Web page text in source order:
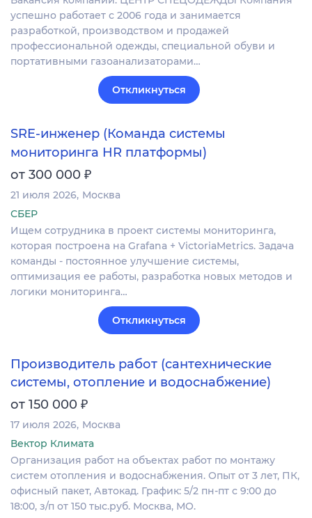
успешно работает с 2006 года и занимается
разработкой, производством и продажей
профессиональной одежды, специальной обуви и
портативными газоанализаторами…
Откликнуться
SRE-инженер (Команда системы
мониторинга HR платформы)
от 300 000 ₽
21 июля 2026 Москва
СБЕР
Ищем сотрудника в проект системы мониторинга,
которая построена на Grafana + VictoriaMetrics. Задача
команды - постоянное улучшение системы,
оптимизация ее работы, разработка новых методов и
логики мониторинга…
Откликнуться
Производитель работ (сантехнические
системы, отопление и водоснабжение)
от 150 000 ₽
17 июля 2026 Москва
Вектор Климата
Организация работ на объектах работ по монтажу
систем отопления и водоснабжения. Опыт от 3 лет, ПК,
офисный пакет, Автокад. График: 5/2 пн-пт с 9:00 до
18:00, з/п от 150 тыс.руб. Москва, МО.